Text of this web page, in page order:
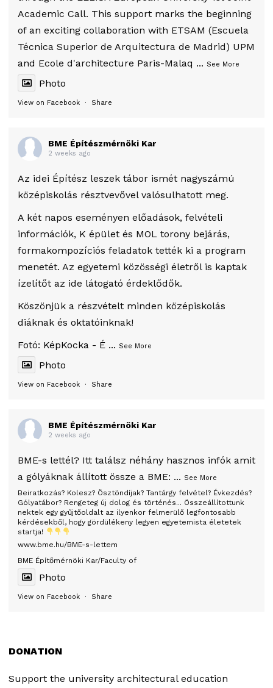
Academic Call. This support marks the beginning
of an exciting collaboration with ETSAM (Escuela
Técnica Superior de Arquitectura de Madrid) UPM
and Ecole d'architecture Paris-Malaq ... See More
Photo
View on Facebook · Share
BME Építészmérnöki Kar
2 weeks ago
Az idei Építész leszek tábor ismét nagyszámú
középiskolás résztvevővel valósulhatott meg.
A két napos eseményen előadások, felvételi
információk, K épület és MOL torony bejárás,
formakompozíciós feladatok tették ki a program
menetét. Az egyetemi közösségi életről is kaptak
ízelítőt az ide látogató érdeklődők.
Köszönjük a részvételt minden középiskolás
diáknak és oktatóinknak!
Fotó: KépKocka - É ... See More
Photo
View on Facebook · Share
BME Építészmérnöki Kar
2 weeks ago
BME-s lettél? Itt találsz néhány hasznos infók amit
a gólyáknak állított össze a BME:
Beiratkozás? Kolesz? Ösztöndíjak? Tantárgy felvétel? Évkezdés?
Gólyatábor? Rengeteg új dolog és történés... Összeállítottunk
nektek egy gyűjtőoldalt az ilyenkor felmerülő legfontosabb
kérdésekből, hogy gördülékeny legyen egyetemista életetek
startja!
www.bme.hu/BME-s-lettem
BME Építőmérnöki Kar/Faculty of
... See More
Photo
View on Facebook · Share
DONATION
Support the university architectural education